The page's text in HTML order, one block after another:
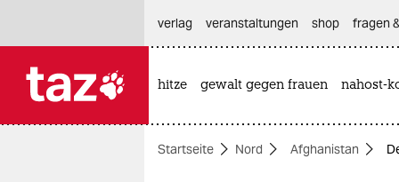
themen
verlag
veranstaltungen shop fragen
hitze gewalt gegen frauen nahost-
Startseite Nord Afghanistan